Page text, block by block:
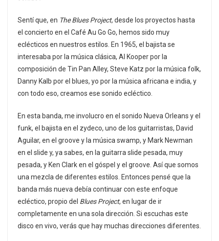
Sentí que, en The Blues Project, desde los proyectos hasta
el concierto en el Café Au Go Go, hemos sido muy
eclécticos en nuestros estilos. En 1965, el bajista se
interesaba por la música clásica, Al Kooper por la
composición de Tin Pan Alley, Steve Katz por la música folk,
Danny Kalb por el blues, yo por la música africana e india, y
con todo eso, creamos ese sonido ecléctico.
En esta banda, me involucro en el sonido Nueva Orleans y el
funk, el bajista en el zydeco, uno de los guitarristas, David
Aguilar, en el groove y la música swamp, y Mark Newman
en el slide y, ya sabes, en la guitarra slide pesada, muy
pesada, y Ken Clark en el góspel y el groove. Así que somos
una mezcla de diferentes estilos. Entonces pensé que la
banda más nueva debía continuar con este enfoque
ecléctico, propio del Blues Project, en lugar de ir
completamente en una sola dirección. Si escuchas este
disco en vivo, verás que hay muchas direcciones diferentes.